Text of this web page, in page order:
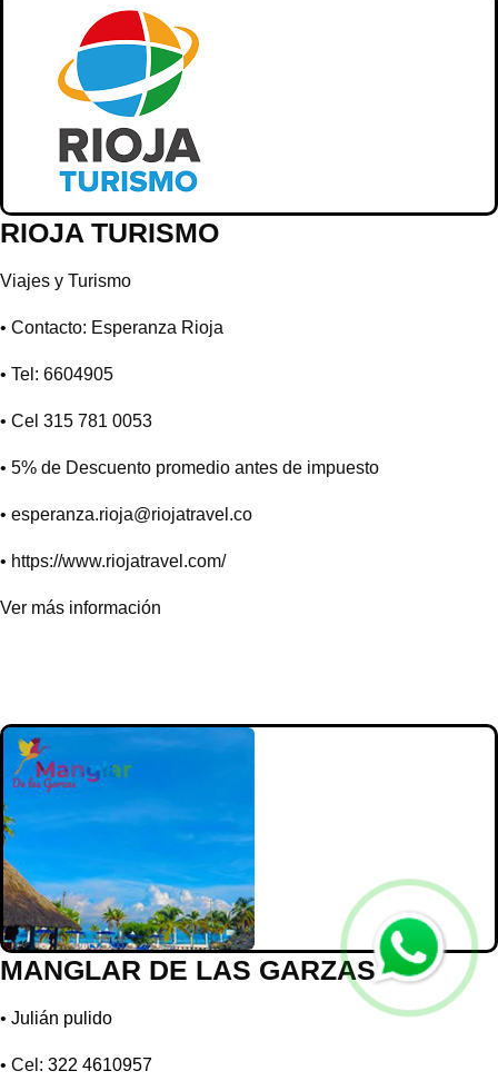
RIOJA TURISMO
Viajes y Turismo
• Contacto: Esperanza Rioja
• Tel: 6604905
• Cel 315 781 0053
• 5% de Descuento promedio antes de impuesto
• esperanza.rioja@riojatravel.co
• https://www.riojatravel.com/
Ver más información
MANGLAR DE LAS GARZAS
• Julián pulido
• Cel: 322 4610957